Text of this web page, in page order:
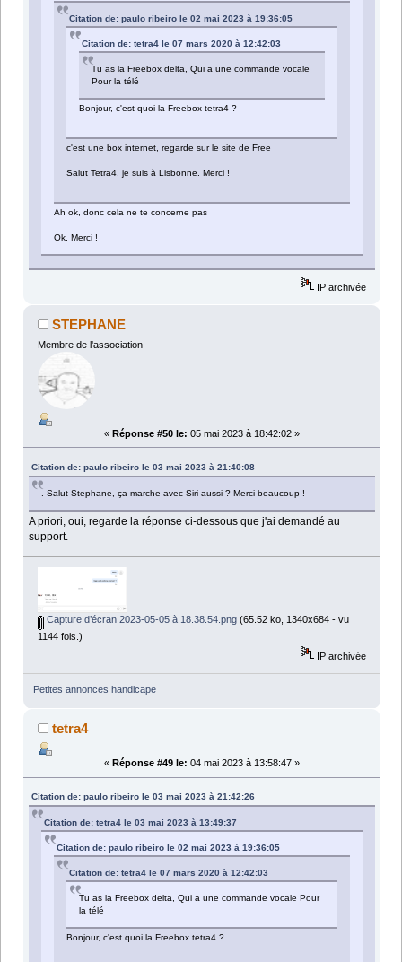
Citation de: paulo ribeiro le 02 mai 2023 à 19:36:05
Citation de: tetra4 le 07 mars 2020 à 12:42:03
Tu as la Freebox delta, Qui a une commande vocale
Pour la télé
Bonjour, c'est quoi la Freebox tetra4 ?
c'est une box internet, regarde sur le site de Free
Salut Tetra4, je suis à Lisbonne. Merci !
Ah ok, donc cela ne te concerne pas
Ok. Merci !
IP archivée
STEPHANE
Membre de l'association
« Réponse #50 le: 05 mai 2023 à 18:42:02 »
Citation de: paulo ribeiro le 03 mai 2023 à 21:40:08
. Salut Stephane, ça marche avec Siri aussi ? Merci beaucoup !
A priori, oui, regarde la réponse ci-dessous que j'ai demandé au
support.
Capture d’écran 2023-05-05 à 18.38.54.png(65.52 ko, 1340x684 - vu
1144 fois.)
IP archivée
Petites annonces handicape
tetra4
« Réponse #49 le: 04 mai 2023 à 13:58:47 »
Citation de: paulo ribeiro le 03 mai 2023 à 21:42:26
Citation de: tetra4 le 03 mai 2023 à 13:49:37
Citation de: paulo ribeiro le 02 mai 2023 à 19:36:05
Citation de: tetra4 le 07 mars 2020 à 12:42:03
Tu as la Freebox delta, Qui a une commande vocale Pour
la télé
Bonjour, c'est quoi la Freebox tetra4 ?